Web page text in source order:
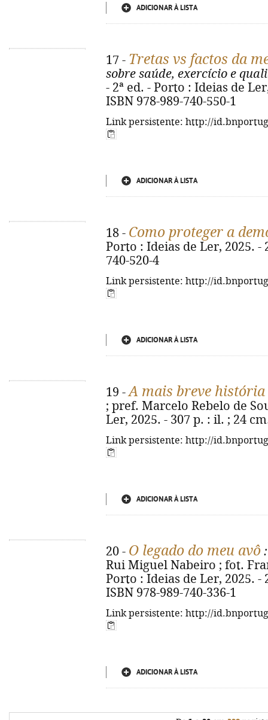
ADICIONAR À LISTA
17 - Tretas vs factos da
sobre saúde, exercício e
- 2ª ed. - Porto : Ideias de
ISBN 978-989-740-550-1
Link persistente: http://
ADICIONAR À LISTA
18 - Como proteger a
Porto : Ideias de Ler, 2025. -
740-520-4
Link persistente: http://
ADICIONAR À LISTA
19 -A mais breve
; pref. Marcelo Rebelo de
Ler, 2025. - 307 p. : il. ; 24
Link persistente: http://
ADICIONAR À LISTA
20 - O legado do meu avô
Rui Miguel Nabeiro ; fot.
Porto : Ideias de Ler, 2025. -
ISBN 978-989-740-336-1
Link persistente: http://
ADICIONAR À LISTA